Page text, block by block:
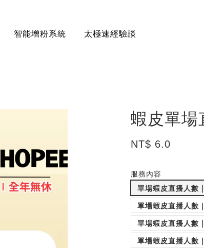
智能增粉系統 太極速經驗談
蝦皮單場
NT$ 6.0
服務內容
單場蝦皮直播人數
單場蝦皮直播人數
單場蝦皮直播人數
單場蝦皮直播人數